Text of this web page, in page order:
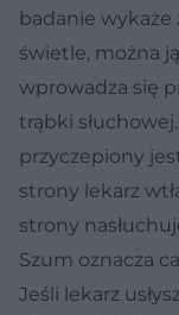
badanie wykaże
świetle, można
wprowadza się
trąbki
przyczepiony
strony lekarz
strony
Szum oznacza
Jeśli lekarz